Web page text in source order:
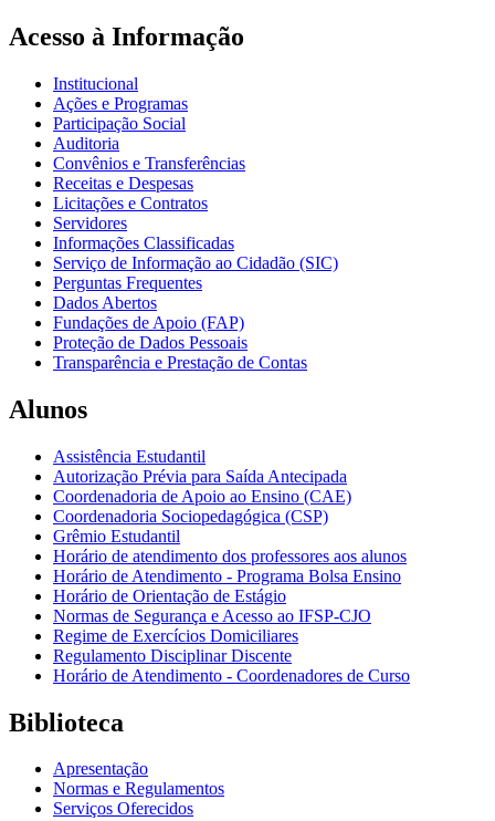
Acesso à Informação
Institucional
Ações e Programas
Participação Social
Auditoria
Convênios e Transferências
Receitas e Despesas
Licitações e Contratos
Servidores
Informações Classificadas
Serviço de Informação ao Cidadão (SIC)
Perguntas Frequentes
Dados Abertos
Fundações de Apoio (FAP)
Proteção de Dados Pessoais
Transparência e Prestação de Contas
Alunos
Assistência Estudantil
Autorização Prévia para Saída Antecipada
Coordenadoria de Apoio ao Ensino (CAE)
Coordenadoria Sociopedagógica (CSP)
Grêmio Estudantil
Horário de atendimento dos professores aos alunos
Horário de Atendimento - Programa Bolsa Ensino
Horário de Orientação de Estágio
Normas de Segurança e Acesso ao IFSP-CJO
Regime de Exercícios Domiciliares
Regulamento Disciplinar Discente
Horário de Atendimento - Coordenadores de Curso
Biblioteca
Apresentação
Normas e Regulamentos
Serviços Oferecidos